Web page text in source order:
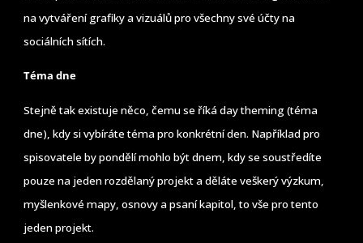
na vytváření grafiky a vizuálů pro všechny své účty na
sociálních sítích.
Téma dne
Stejně tak existuje něco, čemu se říká day theming (téma
dne), kdy si vybíráte téma pro konkrétní den. Například pro
spisovatele by pondělí mohlo být dnem, kdy se soustředíte
pouze na jeden rozdělaný projekt a děláte veškerý výzkum,
myšlenkové mapy, osnovy a psaní kapitol, to vše pro tento
jeden projekt.